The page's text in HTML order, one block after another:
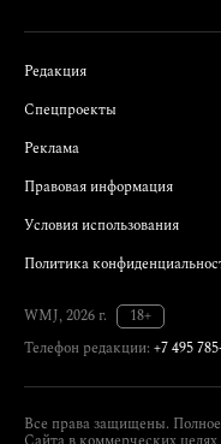
Редакция
Спецпроекты
Реклама
Правовая информация
Условия использования
Политика
WMJ, 2026 г.
18+
Телефон редакции: +7 495
Все права защищены.